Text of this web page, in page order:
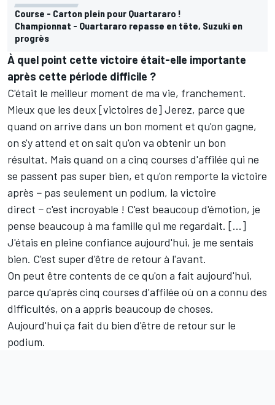
Course - Carton plein pour Quartararo !
Championnat - Quartararo repasse en tête, Suzuki en
progrès
À quel point cette victoire était-elle importante
après cette période difficile ?
C'était le meilleur moment de ma vie, franchement.
Mieux que les deux [victoires de] Jerez, parce que
quand on arrive dans un bon moment et qu'on gagne,
on s'y attend et on sait qu'on va obtenir un bon
résultat. Mais quand on a cinq courses d'affilée qui ne
se passent pas super bien, et qu'on remporte la victoire
après − pas seulement un podium, la victoire
direct − c'est incroyable ! C'est beaucoup d'émotion, je
pense beaucoup à ma famille qui me regardait. [...]
J'étais en pleine confiance aujourd'hui, je me sentais
bien. C'est super d'être de retour à l'avant.
On peut être contents de ce qu'on a fait aujourd'hui,
parce qu'après cinq courses d'affilée où on a connu des
difficultés, on a appris beaucoup de choses.
Aujourd'hui ça fait du bien d'être de retour sur le
podium.